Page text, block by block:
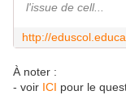
l'issue de cell...
À noter :
- voir ICI pour le